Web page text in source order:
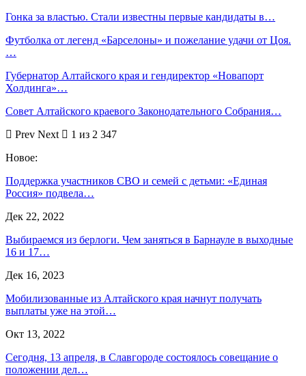
Гонка за властью. Стали известны первые кандидаты в…
Футболка от легенд «Барселоны» и пожелание удачи от Цоя.
…
Губернатор Алтайского края и гендиректор «Новапорт
Холдинга»…
Совет Алтайского краевого Законодательного Собрания…
Prev Next
1 из 2 347
Новое:
Поддержка участников СВО и семей с детьми: «Единая
Россия» подвела…
Дек 22, 2022
Выбираемся из берлоги. Чем заняться в Барнауле в выходные
16 и 17…
Дек 16, 2023
Мобилизованные из Алтайского края начнут получать
выплаты уже на этой…
Окт 13, 2022
Сегодня, 13 апреля, в Славгороде состоялось совещание о
положении дел…